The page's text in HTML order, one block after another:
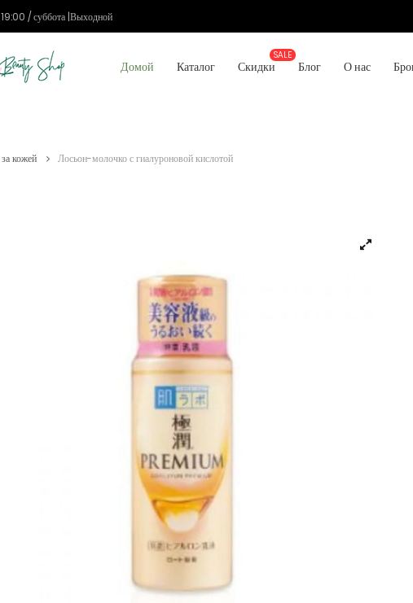
/ суббота |Выходной
Домой Каталог Скидки Блог О нас
кожей Лосьон-молочко с гиалуроновой кислотой